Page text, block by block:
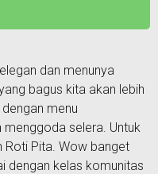
dan menunya
bagus kita akan lebih
menu
selera. Untuk
Roti Pita. Wow banget
dengan kelas komunitas